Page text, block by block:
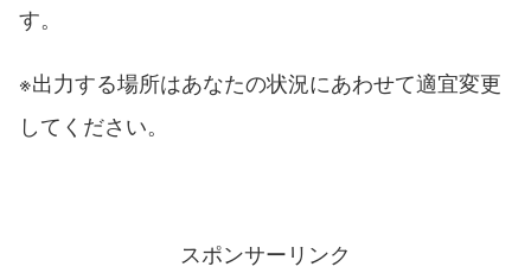
す。
※出力する場所はあなたの状況にあわせて適宜変更
してください。
スポンサーリンク